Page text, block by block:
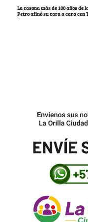
La casona más de 100 años de
Petro afinó su cara a cara con